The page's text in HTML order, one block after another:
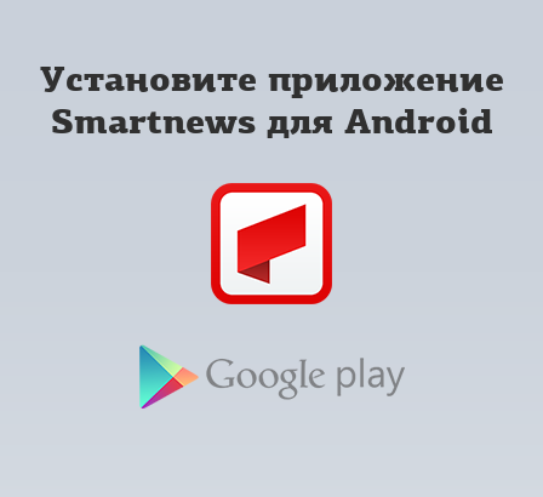
Установите приложение
Smartnews для Android